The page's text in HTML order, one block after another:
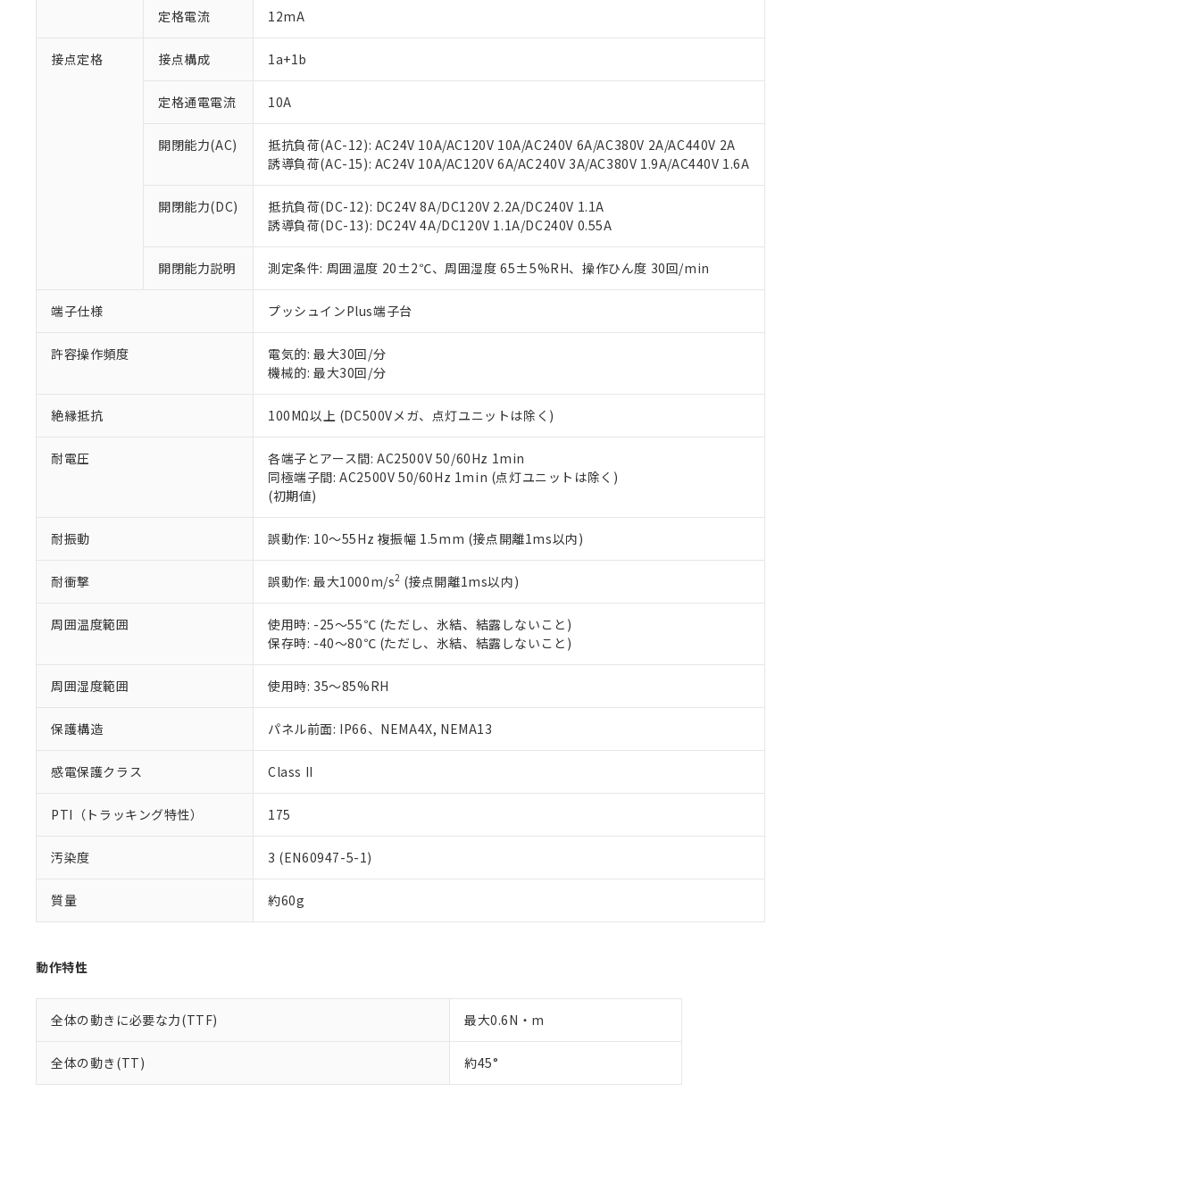
定格電流 12mA
接点定格 接点構成 1a+1b
定格通電電流 10A
開閉能力(AC)
抵抗負荷(AC-12): AC24V 10A/AC120V 10A/AC240V 6A/AC380V 2A/AC440V 2A
誘導負荷(AC-15): AC24V 10A/AC120V 6A/AC240V 3A/AC380V 1.9A/AC440V 1.6A
開閉能力(DC)
抵抗負荷(DC-12): DC24V 8A/DC120V 2.2A/DC240V 1.1A
誘導負荷(DC-13): DC24V 4A/DC120V 1.1A/DC240V 0.55A
開閉能力説明 測定条件: 周囲温度 20±2℃、周囲湿度 65±5%RH、操作ひん度 30回/min
端子仕様 プッシュインPlus端子台
許容操作頻度
電気的: 最大30回/分
機械的: 最大30回/分
絶縁抵抗 100MΩ以上 (DC500Vメガ、点灯ユニットは除く)
耐電圧
各端子とアース間: AC2500V 50/60Hz 1min
同極端子間: AC2500V 50/60Hz 1min (点灯ユニットは除く)
(初期値)
耐振動 誤動作: 10～55Hz 複振幅 1.5mm (接点開離1ms以内)
耐衝撃 誤動作: 最大1000m/s2 (接点開離1ms以内)
周囲温度範囲
使用時: -25～55℃ (ただし、氷結、結露しないこと)
保存時: -40～80℃ (ただし、氷結、結露しないこと)
周囲湿度範囲 使用時: 35～85%RH
保護構造 パネル前面: IP66、NEMA4X, NEMA13
感電保護クラス Class II
PTI（トラッキング特性） 175
汚染度 3 (EN60947-5-1)
質量 約60g
動作特性
全体の動きに必要な力(TTF) 最大0.6N・m
全体の動き(TT) 約45°
ご利用条件
以下の条件をお読みいただき、同意のうえご利用ください。
本サービスは、当社制御機器事業取扱商品の当社在庫状況および標準価格(税抜)を提供させていただ
くものです。
当社制御機器事業取扱商品の中には、本サービスの対象外となる商品もあることをご了承ください。
在庫状況および標準価格照会結果は、記載している更新日時点での社内データに基づき作成されるも
のであり、閲覧された時点での実際の在庫および標準価格とは異なる場合があることをご了承くださ
い。
正式な納期状況および標準価格はお客様のお取引先、またはお客様担当のオムロン制御機器販売店・
当社販売員にご相談ください。
オムロン制御機器販売店や当社販売拠点は「販売ネットワーク
」をご確認ください。
在庫状況および標準価格結果を当社の事前の承諾なく第三者に漏洩または開示しないようお願いしま
す。
ている必要があります。
お客様が当ウェブサイト上で当社にご登録された部品リストについて、当社および当社の共同利用者
が、当社の製品・サービスに関するお客様との取引・商談に必要な範囲で利用することをご了承くだ
さい。
※当社の共同利用者とは、"個人情報の共同利用に関して"
の「1.共同利用者の範囲」に記載されて
いる法人を指します。
対応予定なし：EU RoHS指令（10物質）の非含有に非対応の商品で、対応品を出す予定はありません。
調査・確認中：EU RoHS指令（10物質）の非含有の対応状況を調査中または確認中の商品です。
非該当品：ライセンス料など無形物で、有害物質有無と関係のない商品です。
仕入先様の事情により、非含有部品としていたものが、含有品と判明した場合などやむを得ず変更すること
があります。
鉛(Pb) 1000ppm以下、 水銀(Hg) 1000ppm以下、 カドミウム(Cd) 100ppm以下、
六価クロム(Cr(Ⅵ)) 1000ppm以下、ポリ臭化ビフェニル類(PBB) 1000ppm以下、ポリ臭化ジフェニルエーテル類(PBDE) 1000ppm以下、
フタル酸ビス(2-エチルヘキシル) (DEHP)(別名：DOP) 1000ppm以下、フタル酸ブチルベンジル（BBP） 1000ppm以下、フタル酸ジブチ
ル（DBP） 1000ppm以下、フタル酸ジイソブチル (DIBP) 1000ppm以下
但し、RoHS指令で産業用監視および制御機器に対する適用除外項目は除く。
フタル酸エステル類の４物質については閾値を超える意図的な使用がないことを確認しています。
※2 対応予定月
部品在庫の切り替え状況などにより、予定月が前後することがあります。
※3 非含有証明書ダウンロード
下記の非含有証明書をダウンロードすることができます。
EU RoHS指令（10物質）の非含有証明書
51物質の非含有証明書（当社基準）
※本証明書は発行日時点で非含有を証明するもので、過去に遡って非含有を証明するものではありません。
また、RoHS指令のフタル酸エステル類４物質の対応では、対応完了までの期間は出荷製品に未対応品が
混在することから備考欄に対応日を記載しておりました。
既に当社にて対応品への在庫切替を完了していることから、特段のことがない限り、2022年1月12日よ
「○」：最大均質材料含有率が中国RoHSの基準値以下であることを示します。
「×」：最大均質材料含有率が中国RoHSの基準値を超えていることを示します。
「－」：未確認です。当社販売部門へお問い合わせください。
*中国RoHS10物質の基準値 (GB/T26572)：
Pb(鉛) :1000ppm、 Hg(水銀) : 1000ppm、 Cd(カドミウム) : 100ppm、
Cr(Ⅵ)(六価クロム) : 1000ppm、 PBBs(ポリ臭化ビフェニル類) : 1000ppm、 PBDEs(ポリ臭化ジフェニルエーテル類) : 1000ppm、
DBP(フタル酸ジブチル) : 1000ppm、 DIBP(フタル酸ジイソブチル) : 1000ppm、 BBP(フタル酸ブチルベンジル) : 1000ppm、
※2 環境保護使用期限
「ｅ」：有害物質（10物質）のすべてが基準値以下であることを示します。
「10」：通常の使用状況下において有害物質が外部に漏えいし、環境に深刻な影響を及ぼさない年数を意
味します。
「－」：未確認です。当社販売部門へお問い合わせください。
当社は、これら貴社製品のうち、外国為替および外国貿易法に定める商品（以下｢規制貨物等」とい
う）を輸出または国外への提供する場合は、日本国政府の輸出許可(または役務取引許可)を取得する
などの必要な手続きをとります。
ます。
当社は貴社製品を、核兵器、ミサイル、化学兵器、生物兵器またはその他武器並びにこれらの製造装
置等に一切使用いたしません。
当社は、貴社製品を第三者に販売する場合は、上記1、2および3の内容を当該第三者に通知します。
また当社は、販売先および販売に係わる関係者が違法に輸出するおそれがある場合は、取り引きをい
たしません。
記
号
説明
○ 一定数以上の在庫あり
△ 一定数には満たないが在庫あり
－
在庫なし(最新の在庫状況については、お客様のお取引先、またはお客様担当のオムロン制御
機器販売店・当社販売員にご確認ください)
空
白
受注生産機種、また在庫状況の情報を公開していない機種